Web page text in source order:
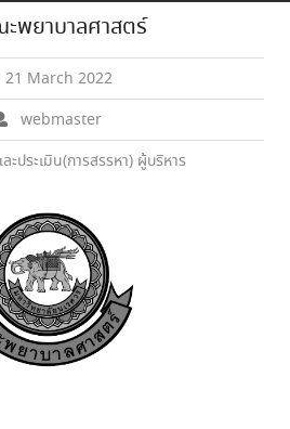
พยาบาลศาสตร์
21 March 2022
webmaster
ะประเมิน(การสรรหา) ผู้บริหาร